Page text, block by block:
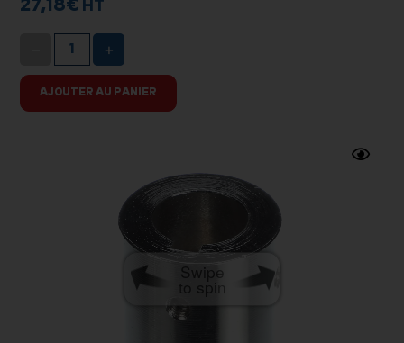
27,18€ HT
+
AJOUTER AU PANIER
Swipe